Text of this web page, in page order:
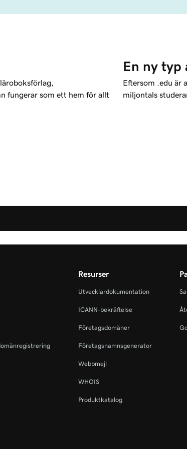
fungerar som ett hem för allt
En ny typ
Eftersom .edu är
miljontals
Resurser
Utvecklardokumentation
ICANN-bekräftelse
Företagsdomäner
Företagsnamnsgenerator
Webbmejl
WHOIS
Produktkatalog